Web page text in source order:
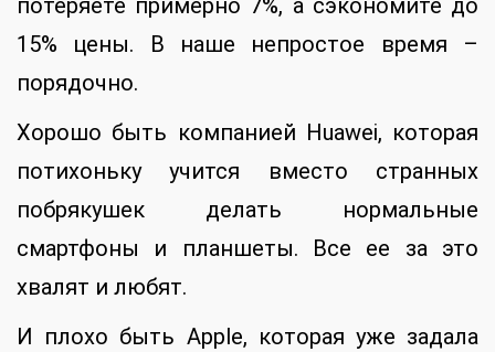
потеряете примерно 7%, а сэкономите до
15% цены. В наше непростое время –
порядочно.
Хорошо быть компанией Huawei, которая
потихоньку учится вместо странных
побрякушек делать нормальные
смартфоны и планшеты. Все ее за это
хвалят и любят.
И плохо быть Apple, которая уже задала